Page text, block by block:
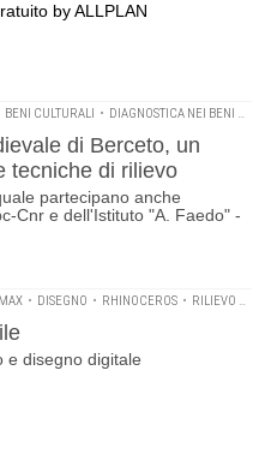
by ALLPLAN
BENI CULTURALI • DIAGNOSTICA NEI BENI CULTURALI
di Berceto, un
tecniche di rilievo
partecipano anche
Cnr e dell'Istituto "A. Faedo" -
• DISEGNO • RHINOCEROS • RILIEVO DIGITALE
e disegno digitale